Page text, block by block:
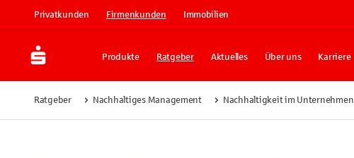
Privatkunden Firmenkunden Immobilien
Produkte Ratgeber Aktuelles Über uns Karriere
Ratgeber Nachhaltiges Management Nachhaltigkeit im Unternehmen